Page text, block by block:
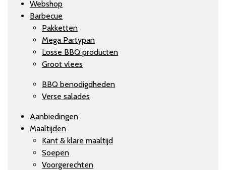
Webshop
Barbecue
Pakketten
Mega Partypan
Losse BBQ producten
Groot vlees
BBQ benodigdheden
Verse salades
Aanbiedingen
Maaltijden
Kant & klare maaltijd
Soepen
Voorgerechten